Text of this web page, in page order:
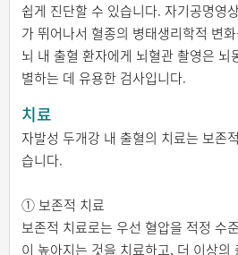
쉽게 진단할 수 있습니다. 자기공명영
가 뛰어나서 혈종의 병태생리학적 변
뇌 내 출혈 환자에게 뇌혈관 촬영은 뇌
별하는 데 유용한 검사입니다.
치료
자발성 두개강 내 출혈의 치료는 보존
습니다.
① 보존적 치료
보존적 치료로는 우선 혈압을 적정 수
이 높아지는 것을 치료하고, 더 이상의